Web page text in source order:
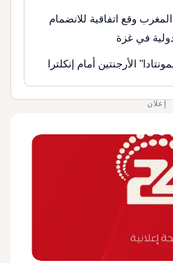
وقع اتفاقية للانضمام
في غزة
الأرجنتين أمام إنكلترا
إعلان